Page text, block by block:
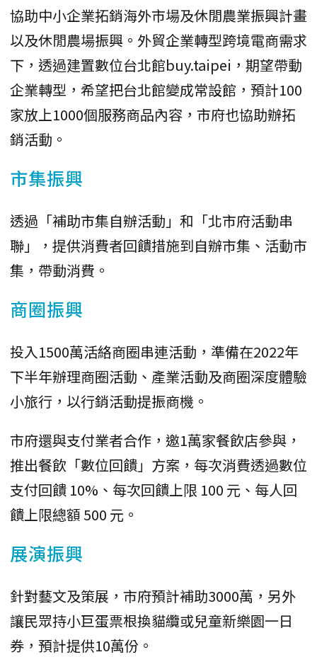
協助中小企業拓銷海外市場及休閒農業振興計畫
以及休閒農場振興。外貿企業轉型跨境電商需求
下，透過建置數位台北館buy.taipei，期望帶動
企業轉型，希望把台北館變成常設館，預計100
家放上1000個服務商品內容，市府也協助辦拓
銷活動。
市集振興
透過「補助市集自辦活動」和「北市府活動串
聯」，提供消費者回饋措施到自辦市集、活動市
集，帶動消費。
商圈振興
投入1500萬活絡商圈串連活動，準備在2022年
下半年辦理商圈活動、產業活動及商圈深度體驗
小旅行，以行銷活動提振商機。
市府還與支付業者合作，邀1萬家餐飲店參與，
推出餐飲「數位回饋」方案，每次消費透過數位
支付回饋 10%、每次回饋上限 100 元、每人回
饋上限總額 500 元。
展演振興
針對藝文及策展，市府預計補助3000萬，另外
讓民眾持小巨蛋票根換貓纜或兒童新樂園一日
券，預計提供10萬份。